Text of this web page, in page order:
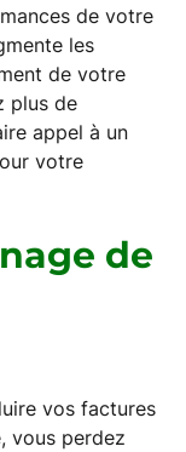
de votre
les
de votre
plus de
appel à un
votre
de
vos factures
vous perdez